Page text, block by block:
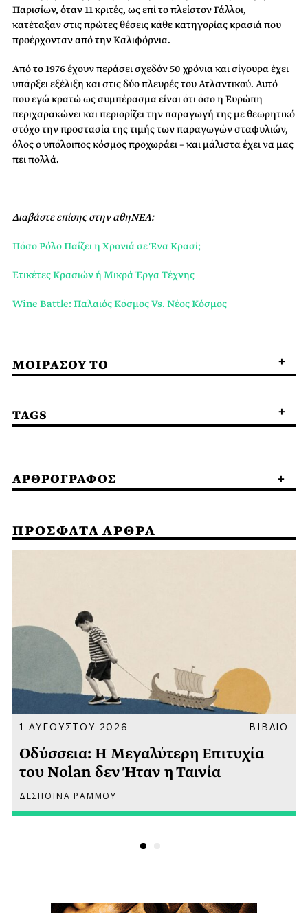
Παρισίων, όταν 11 κριτές, ως επί το πλείστον Γάλλοι,
κατέταξαν στις πρώτες θέσεις κάθε κατηγορίας κρασιά που
προέρχονταν από την Καλιφόρνια.
Από το 1976 έχουν περάσει σχεδόν 50 χρόνια και σίγουρα έχει
υπάρξει εξέλιξη και στις δύο πλευρές του Ατλαντικού. Αυτό
που εγώ κρατώ ως συμπέρασμα είναι ότι όσο η Ευρώπη
περιχαρακώνει και περιορίζει την παραγωγή της με θεωρητικό
στόχο την προστασία της τιμής των παραγωγών σταφυλιών,
όλος ο υπόλοιπος κόσμος προχωράει – και μάλιστα έχει να μας
πει πολλά.
Διαβάστε επίσης στην αθηΝΕΑ:
Πόσο Ρόλο Παίζει η Χρονιά σε Ένα Κρασί;
Ετικέτες Κρασιών ή Μικρά Έργα Τέχνης
Wine Battle: Παλαιός Κόσμος Vs. Νέος Κόσμος
ΜΟΙΡΑΣΟΥ ΤΟ
TAGS
ΑΡΘΡΟΓΡΑΦΟΣ
ΠΡΟΣΦΑΤΑ ΑΡΘΡΑ
1 ΑΥΓΟΥΣΤΟΥ 2026 ΒΙΒΛΙΟ
Οδύσσεια: Η Μεγαλύτερη Επιτυχία
του Nolan δεν Ήταν η Ταινία
ΔΕΣΠΟΙΝΑ ΡΑΜΜΟΥ